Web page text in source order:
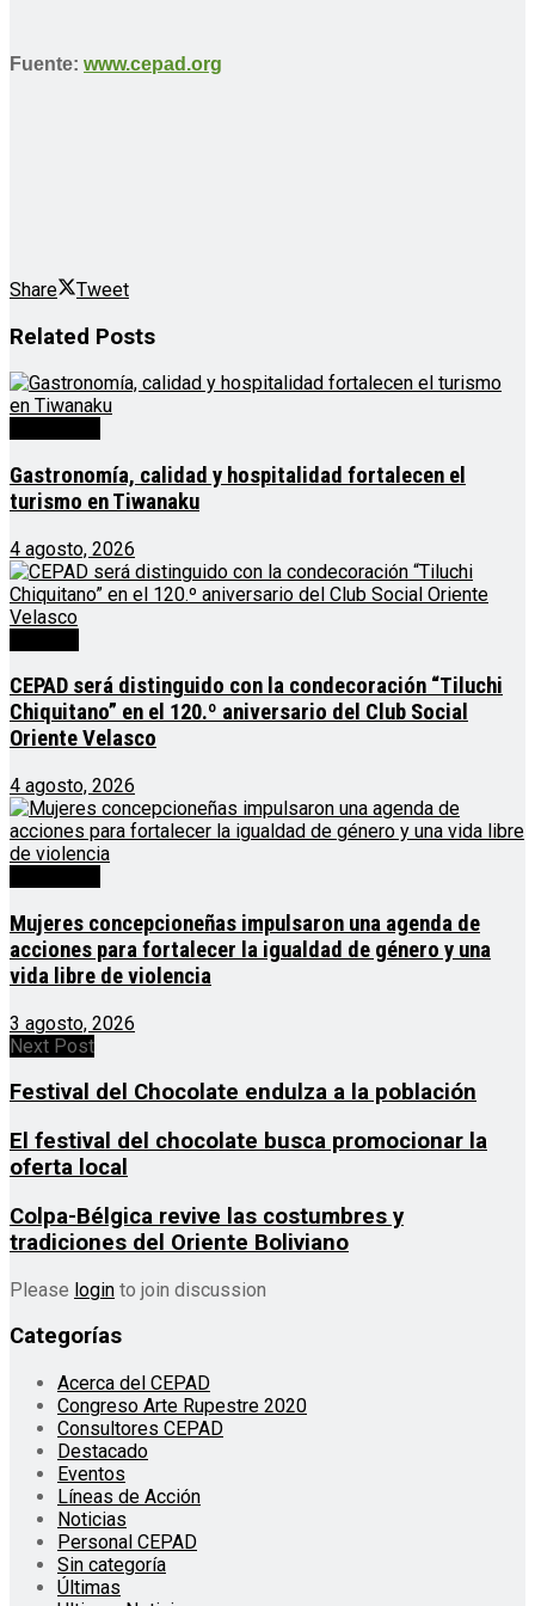
Fuente: www.cepad.org
Share Tweet
Related Posts
Gastronomía, calidad y hospitalidad fortalecen el
turismo en Tiwanaku
4 agosto, 2026
CEPAD será distinguido con la condecoración “Tiluchi
Chiquitano” en el 120.º aniversario del Club Social
Oriente Velasco
4 agosto, 2026
Mujeres concepcioneñas impulsaron una agenda de
acciones para fortalecer la igualdad de género y una
vida libre de violencia
3 agosto, 2026
Next Post
Festival del Chocolate endulza a la población
El festival del chocolate busca promocionar la
oferta local
Colpa-Bélgica revive las costumbres y
tradiciones del Oriente Boliviano
Please login to join discussion
Categorías
Acerca del CEPAD
Congreso Arte Rupestre 2020
Consultores CEPAD
Destacado
Eventos
Líneas de Acción
Noticias
Personal CEPAD
Sin categoría
Últimas